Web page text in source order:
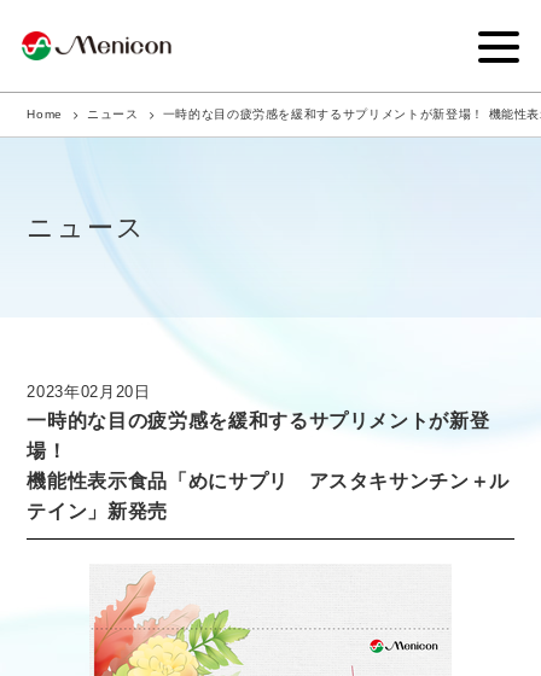
企業情報
商品サイト
ニュース
採用情報
Home ニュース 一時的な目の疲労感を緩和するサプリメントが新登場！ 機能
ニュース
2023年02月20日
一時的な目の疲労感を緩和するサプリメントが新登
場！
機能性表示食品「めにサプリ アスタキサンチン＋ル
テイン」新発売